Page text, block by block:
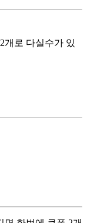
개로 다실수가 있